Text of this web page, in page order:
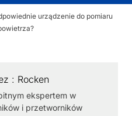
urządzenie do pomiaru
: Rocken
ekspertem w
i przetworników